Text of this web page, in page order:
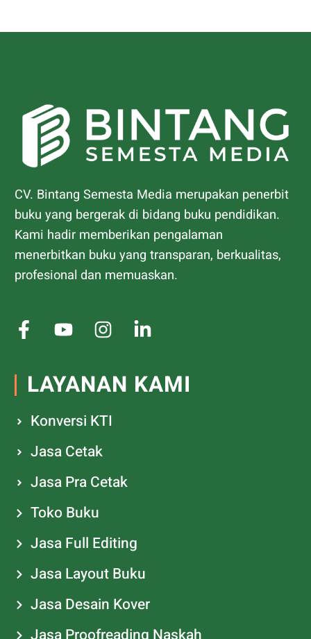
CV. Bintang Semesta Media merupakan penerbit
buku yang bergerak di bidang buku pendidikan.
Kami hadir memberikan pengalaman
menerbitkan buku yang transparan, berkualitas,
profesional dan memuaskan.
LAYANAN KAMI
Konversi KTI
Jasa Cetak
Jasa Pra Cetak
Toko Buku
Jasa Full Editing
Jasa Layout Buku
Jasa Desain Kover